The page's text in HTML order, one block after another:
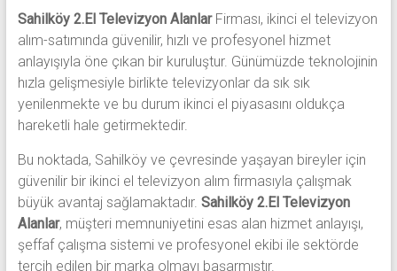
Sahilköy 2.El Televizyon AlanlarFirması, ikinci el televizyon
alım-satımında güvenilir, hızlı ve profesyonel hizmet
anlayışıyla öne çıkan bir kuruluştur. Günümüzde teknolojinin
hızla gelişmesiyle birlikte televizyonlar da sık sık
yenilenmekte ve bu durum ikinci el piyasasını oldukça
hareketli hale getirmektedir.
Bu noktada, Sahilköy ve çevresinde yaşayan bireyler için
güvenilir bir ikinci el televizyon alım firmasıyla çalışmak
büyük avantaj sağlamaktadır. Sahilköy 2.El Televizyon
Alanlar, müşteri memnuniyetini esas alan hizmet anlayışı,
şeffaf çalışma sistemi ve profesyonel ekibi ile sektörde
tercih edilen bir marka olmayı başarmıştır.